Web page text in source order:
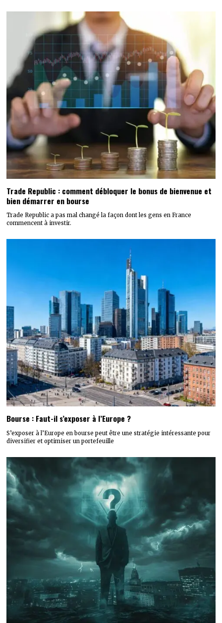
Trade Republic : comment débloquer le bonus de bienvenue et
bien démarrer en bourse
Trade Republic a pas mal changé la façon dont les gens en France
commencent à investir.
Bourse : Faut-il s’exposer à l’Europe ?
S’exposer à l’Europe en bourse peut être une stratégie intéressante pour
diversifier et optimiser un portefeuille